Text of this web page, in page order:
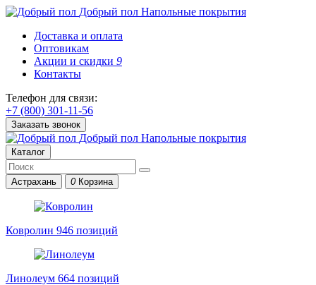
Добрый пол Напольные покрытия
Доставка и оплата
Оптовикам
Акции и скидки 9
Контакты
Телефон для связи:
+7 (800) 301-11-56
Заказать звонок
Добрый пол Напольные покрытия
Каталог
Астрахань 0 Корзина
Ковролин 946 позиций
Линолеум 664 позиций